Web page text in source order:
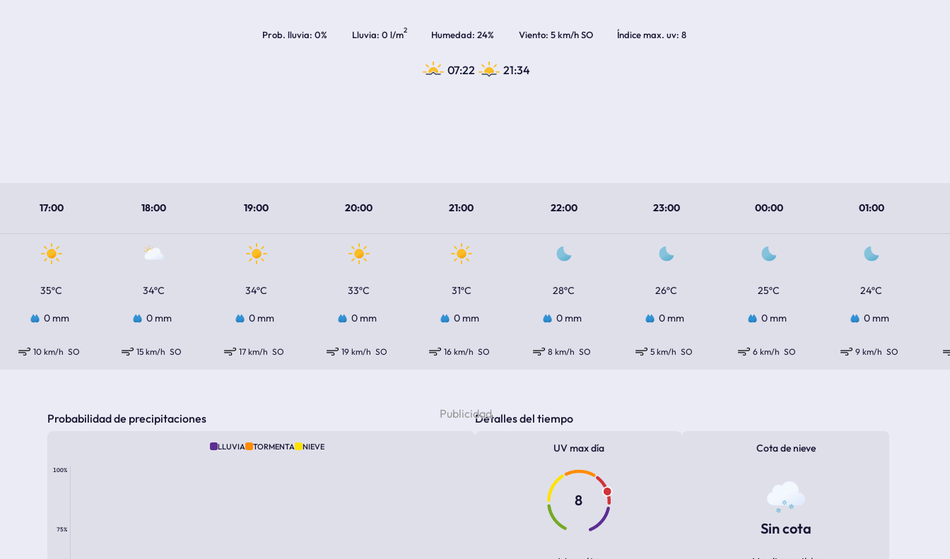
Prob. lluvia 0% Lluvia 0 l/m2 Humedad 24% Viento 5 km/h SO Índice max. uv 8
07:22 21:34
17:00 18:00 19:00 20:00 21:00 22:00 23:00 00:00 01:00
35ºC 34ºC 34ºC 33ºC 31ºC 28ºC 26ºC 25ºC 24ºC
0 mm 0 mm 0 mm 0 mm 0 mm 0 mm 0 mm 0 mm 0 mm
10 km/h SO 15 km/h SO 17 km/h SO 19 km/h SO 16 km/h SO 8 km/h SO 5 km/h SO 6 km/h SO 9 km/h SO
Probabilidad de precipitaciones
LLUVIA TORMENTA NIEVE
100%
75%
Detalles del tiempo
UV max día
8
Cota de nieve
Sin cota